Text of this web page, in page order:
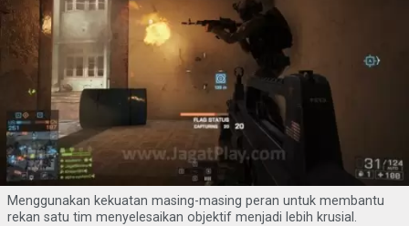
Menggunakan kekuatan masing-masing peran untuk membantu
rekan satu tim menyelesaikan objektif menjadi lebih krusial.